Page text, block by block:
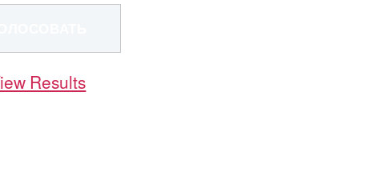
Results